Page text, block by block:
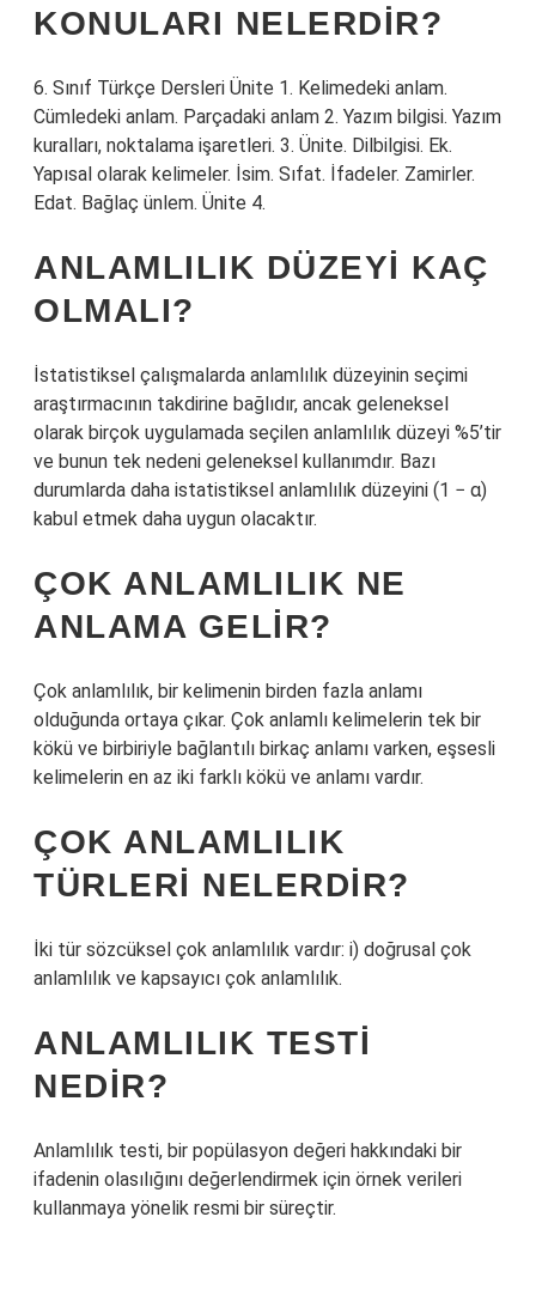
KONULARI NELERDIR?
6. Sınıf Türkçe Dersleri Ünite 1. Kelimedeki anlam.
Cümledeki anlam. Parçadaki anlam 2. Yazım bilgisi. Yazım
kuralları, noktalama işaretleri. 3. Ünite. Dilbilgisi. Ek.
Yapısal olarak kelimeler. İsim. Sıfat. İfadeler. Zamirler.
Edat. Bağlaç ünlem. Ünite 4.
ANLAMLILIK DÜZEYI KAÇ
OLMALI?
İstatistiksel çalışmalarda anlamlılık düzeyinin seçimi
araştırmacının takdirine bağlıdır, ancak geleneksel
olarak birçok uygulamada seçilen anlamlılık düzeyi %5’tir
ve bunun tek nedeni geleneksel kullanımdır. Bazı
durumlarda daha istatistiksel anlamlılık düzeyini (1 − α)
kabul etmek daha uygun olacaktır.
ÇOK ANLAMLILIK NE
ANLAMA GELIR?
Çok anlamlılık, bir kelimenin birden fazla anlamı
olduğunda ortaya çıkar. Çok anlamlı kelimelerin tek bir
kökü ve birbiriyle bağlantılı birkaç anlamı varken, eşsesli
kelimelerin en az iki farklı kökü ve anlamı vardır.
ÇOK ANLAMLILIK
TÜRLERI NELERDIR?
İki tür sözcüksel çok anlamlılık vardır: i) doğrusal çok
anlamlılık ve kapsayıcı çok anlamlılık.
ANLAMLILIK TESTI
NEDIR?
Anlamlılık testi, bir popülasyon değeri hakkındaki bir
ifadenin olasılığını değerlendirmek için örnek verileri
kullanmaya yönelik resmi bir süreçtir.